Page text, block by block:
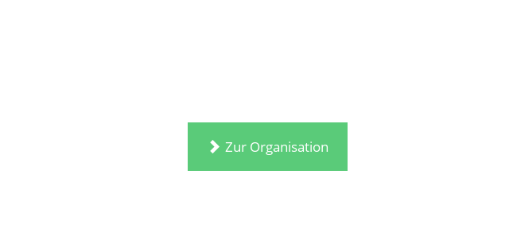
Zur Organisation